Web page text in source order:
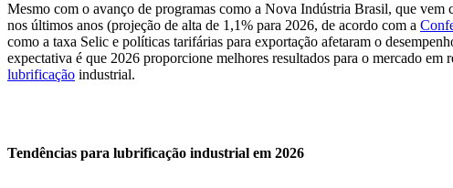
Mesmo com o avanço de programas como a Nova Indústria Brasil, que
nos últimos anos (projeção de alta de 1,1% para 2026, de acordo com a
como a taxa Selic e políticas tarifárias para exportação afetaram o
expectativa é que 2026 proporcione melhores resultados para o mercado em
lubrificação industrial.
Tendências para lubrificação industrial em 2026